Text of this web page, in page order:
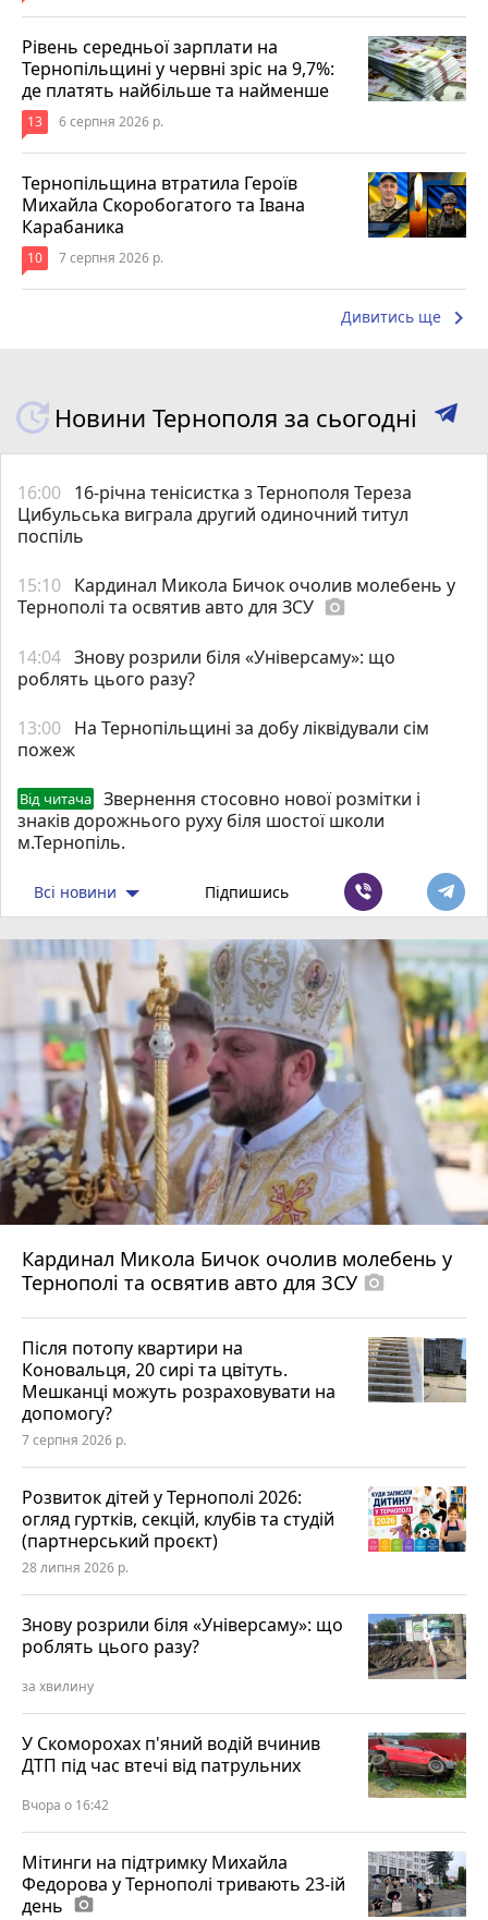
Рівень середньої зарплати на
Тернопільщині у червні зріс на 9,7%:
де платять найбільше та найменше
13 6 серпня 2026 р.
Тернопільщина втратила Героїв
Михайла Скоробогатого та Івана
Карабаника
10 7 серпня 2026 р.
Дивитись ще keyboard_arrow_right
Новини Тернополя за сьогодні
16:00 16-річна тенісистка з Тернополя Тереза
Цибульська виграла другий одиночний титул
поспіль
15:10 Кардинал Микола Бичок очолив молебень у
Тернополі та освятив авто для ЗСУ photo_camera
14:04 Знову розрили біля «Універсаму»: що
роблять цього разу?
13:00 На Тернопільщині за добу ліквідували сім
пожеж
Від читача
Звернення стосовно нової розмітки і
знаків дорожнього руху біля шостої школи
м.Тернопіль.
Всі новини Підпишись
Кардинал Микола Бичок очолив молебень у
Тернополі та освятив авто для ЗСУ photo_camera
Після потопу квартири на
Коновальця, 20 сирі та цвітуть.
Мешканці можуть розраховувати на
допомогу?
7 серпня 2026 р.
Розвиток дітей у Тернополі 2026:
огляд гуртків, секцій, клубів та студій
(партнерський проєкт)
28 липня 2026 р.
Знову розрили біля «Універсаму»: що
роблять цього разу?
за хвилину
У Скоморохах п'яний водій вчинив
ДТП під час втечі від патрульних
Вчора о 16:42
Мітинги на підтримку Михайла
Федорова у Тернополі тривають 23-ій
день photo_camera